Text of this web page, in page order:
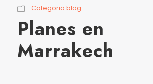
Categoria blog
Planes en
Marrakech